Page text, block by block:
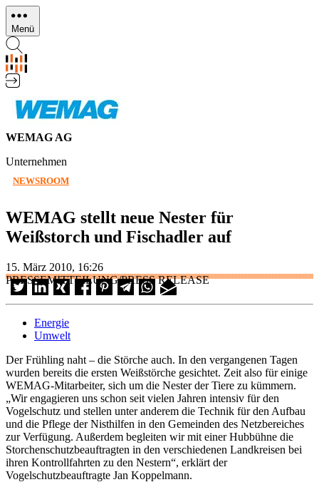
Direkt
zum
Inhalt
Menü
WEMAG AG
Unternehmen
NEWSROOM
WEMAG stellt neue Nester für
Weißstorch und Fischadler auf
15. März 2010, 16:26
PRESSEMITTEILUNG/PRESS RELEASE
Energie
Umwelt
Der Frühling naht – die Störche auch. In den vergangenen Tagen
wurden bereits die ersten Weißstörche gesichtet. Zeit also für einige
WEMAG-Mitarbeiter, sich um die Nester der Tiere zu kümmern.
„Wir engagieren uns schon seit vielen Jahren intensiv für den
Vogelschutz und stellen unter anderem die Technik für den Aufbau
und die Pflege der Nisthilfen in den Gemeinden des Netzbereiches
zur Verfügung. Außerdem begleiten wir mit einer Hubbühne die
Storchenschutzbeauftragten in den verschiedenen Landkreisen bei
ihren Kontrollfahrten zu den Nestern“, erklärt der
Vogelschutzbeauftragte Jan Koppelmann.